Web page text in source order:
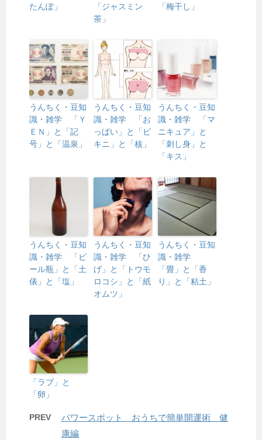
たんぽ」
「ジャスミン
茶」
「梅干し」
うんちく・豆知
識・雑学 「Ｙ
ＥＮ」と「記
号」と「温泉」
うんちく・豆知
識・雑学 「お
っぱい」と「ビ
キニ」と「核」
うんちく・豆知
識・雑学 「マ
ニキュア」と
「刺し身」と
「キス」
うんちく・豆知
識・雑学 「ビ
ール瓶」と「土
俵」と「塩」
うんちく・豆知
識・雑学 「ひ
げ」と「トウモ
ロコシ」と「紙
オムツ」
うんちく・豆知
識・雑学
「畳」と「香
り」と「粘土」
「ラブ」と
「卵」
PREV
パワースポット おうちで簡単開運術 健
康編